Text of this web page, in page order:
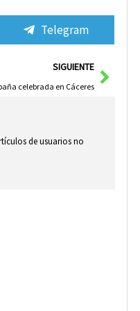
Telegram
SIGUIENTE
celebrada en Cáceres
de usuarios no